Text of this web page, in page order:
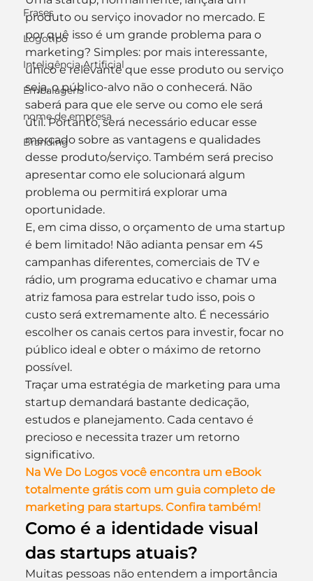
Frases
Logotipo
Inteligência Artificial
Embalagens
nome de empresa
Branding
produto ou serviço inovador no mercado. E
por quê isso é um grande problema para o
marketing? Simples: por mais interessante,
único e relevante que esse produto ou serviço
seja, o público-alvo não o conhecerá. Não
saberá para que ele serve ou como ele será
útil. Portanto, será necessário educar esse
mercado sobre as vantagens e qualidades
desse produto/serviço. Também será preciso
apresentar como ele solucionará algum
problema ou permitirá explorar uma
oportunidade.
E, em cima disso, o orçamento de uma startup
é bem limitado! Não adianta pensar em 45
campanhas diferentes, comerciais de TV e
rádio, um programa educativo e chamar uma
atriz famosa para estrelar tudo isso, pois o
custo será extremamente alto. É necessário
escolher os canais certos para investir, focar no
público ideal e obter o máximo de retorno
possível.
Traçar uma estratégia de marketing para uma
startup demandará bastante dedicação,
estudos e planejamento. Cada centavo é
precioso e necessita trazer um retorno
significativo.
Na We Do Logos você encontra um eBook
totalmente grátis com um guia completo de
marketing para startups. Confira também!
Como é a identidade visual
das startups atuais?
Muitas pessoas não entendem a importância